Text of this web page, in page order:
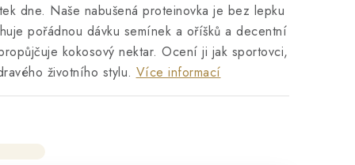
dne. Naše nabušená proteinovka je bez lepku
pořádnou dávku semínek a oříšků a decentní
kokosový nektar. Ocení ji jak sportovci,
životního stylu. Více informací